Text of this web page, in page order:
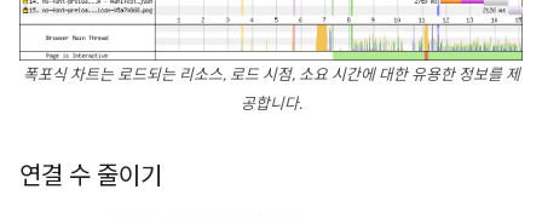
폭포식 차트는 로드되는 리소스, 로드 시점, 소요 시간에 대한 유용한 정보를 제
공합니다.
연결 수 줄이기